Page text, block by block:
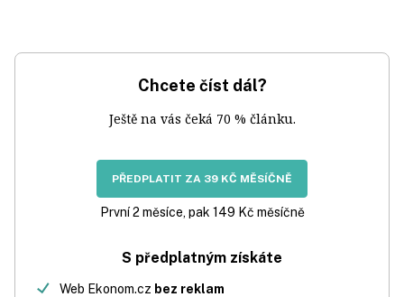
Chcete číst dál?
Ještě na vás čeká 70 % článku.
PŘEDPLATIT ZA 39 KČ MĚSÍČNĚ
První 2 měsíce, pak 149 Kč měsíčně
S předplatným získáte
Web Ekonom.cz bez reklam